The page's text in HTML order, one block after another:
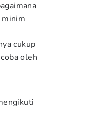
cukup
oleh